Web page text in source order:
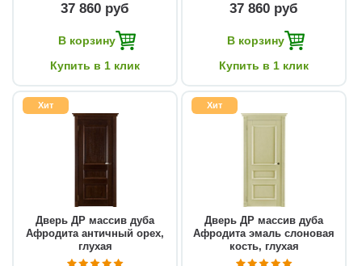
37 860 руб
В корзину
Купить в 1 клик
37 860 руб
В корзину
Купить в 1 клик
Хит
Дверь ДР массив дуба
Афродита античный орех,
глухая
Хит
Дверь ДР массив дуба
Афродита эмаль слоновая
кость, глухая